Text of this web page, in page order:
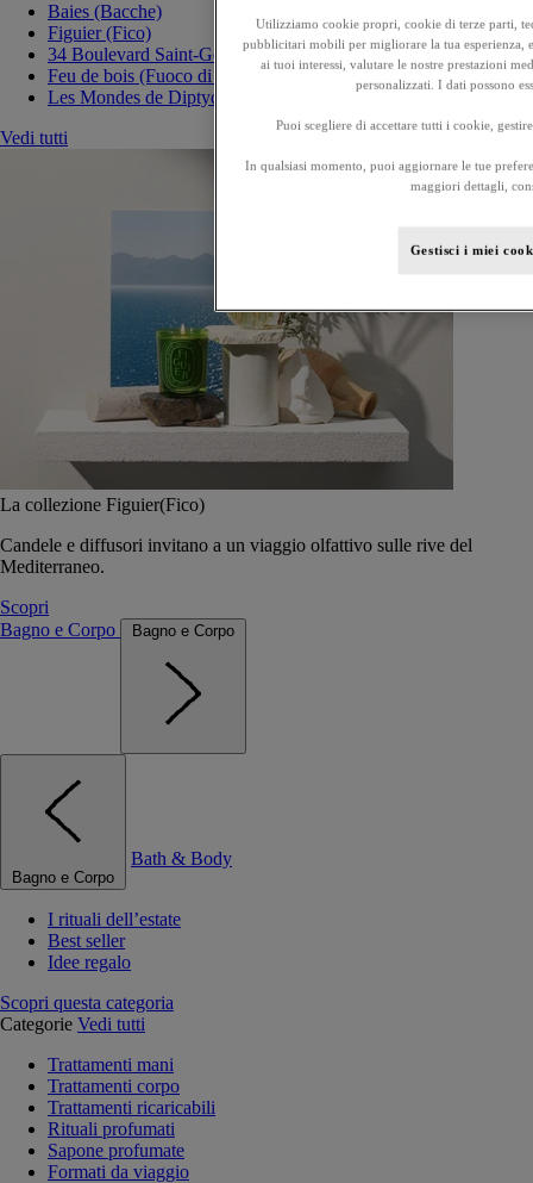
Baies (Bacche)
Figuier (Fico)
34 Boulevard Saint-Germain
Feu de bois (Fuoco di legna)
Les Mondes de Diptyque
Vedi tutti
La collezione Figuier(Fico)
Candele e diffusori invitano a un viaggio olfattivo sulle rive del
Mediterraneo.
Scopri
Bagno e Corpo
Bagno e Corpo
Bagno e Corpo
Bath & Body
I rituali dell’estate
Best seller
Idee regalo
Scopri questa categoria
Categorie Vedi tutti
Trattamenti mani
Trattamenti corpo
Trattamenti ricaricabili
Rituali profumati
Sapone profumate
Formati da viaggio
Utilizziamo cookie propri, cookie di terze parti,
pubblicitari mobili per migliorare la tua esperienza,
ai tuoi interessi, valutare le nostre prestazioni
personalizzati. I dati possono
Puoi scegliere di accettare tutti i cookie,
In qualsiasi momento, puoi aggiornare le tue
maggiori dettagli,
Gestisci i miei